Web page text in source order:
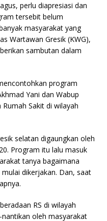
perlu diapresiasi dan
tersebit belum
masyarakat yang
Wartawan Gresik (KWG),
sambutan dalam
program
Yani dan Wabup
Sakit di wilayah
selatan digaungkan oleh
Program itu lalu masuk
tanya bagaimana
dikerjakan. Dan, saat
RS di wilayah
oleh masyarakat